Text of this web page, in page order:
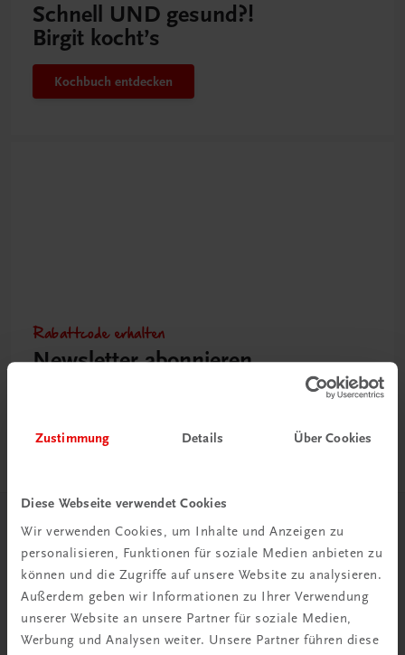
Zustimmung Details Über Cookies
Diese Webseite verwendet Cookies
Wir verwenden Cookies, um Inhalte und Anzeigen zu
personalisieren, Funktionen für soziale Medien anbieten zu
können und die Zugriffe auf unsere Website zu analysieren.
Außerdem geben wir Informationen zu Ihrer Verwendung
unserer Website an unsere Partner für soziale Medien,
Werbung und Analysen weiter. Unsere Partner führen diese
Schnell UND gesund?!
Birgit kocht’s
Kochbuch entdecken
Rabattcode erhalten
Newsletter abonnieren
Herzlich willkommen bei TRAUNER!